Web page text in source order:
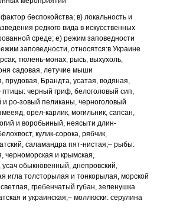
беспокойства; в) локальность и
редкого вида в искусственных
среде; е) режим заповедности
заповедности, относятся:в Украине
тюлень-монах,рысь, выхухоль,
садовая, летучие мыши
прудовая, Брандта, усатая, водяная,
птицы: черный гриф, белоголовый сип,
и ро-зовый пеликаны, черноголовый
орел-карлик,могильник, сапсан,
и воробьиный, неясыти длин-
кулик-сорока, рябчик,
саламандра пят-нистая;– рыбы:
черноморская и крымская,
усач обыкновенный, днепровский,
игла толсторылая и тонкорылая, морской
гребенчатый губан, зеленушка
и украинская;– моллюски: серулина